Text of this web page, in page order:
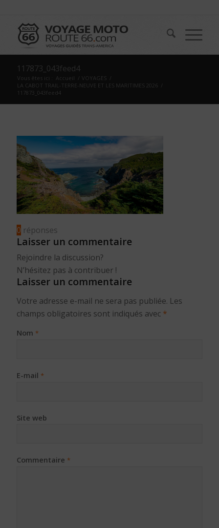
117873_043feed4
Vous êtes ici : Accueil / VOYAGES /
LA CABOT TRAIL-TERRE-NEUVE ET LES MARITIMES 2026 /
117873_043feed4
0 réponses
Laisser un commentaire
Rejoindre la discussion?
N’hésitez pas à contribuer !
Laisser un commentaire
Votre adresse e-mail ne sera pas publiée. Les
champs obligatoires sont indiqués avec *
Nom *
E-mail *
Site web
Commentaire *